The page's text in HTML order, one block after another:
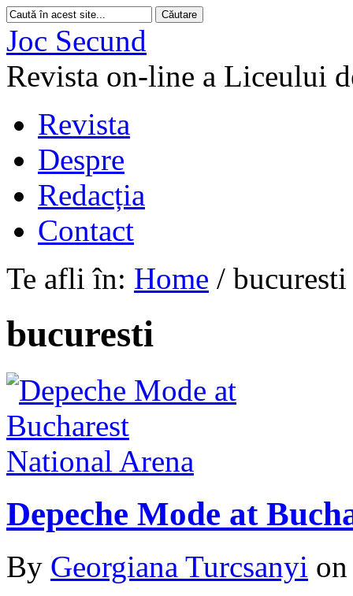
Joc Secund
Revista on-line a Liceului
Revista
Despre
Redacția
Contact
Te afli în: Home / bucuresti
bucuresti
Depeche Mode at
By Georgiana Turcsanyi